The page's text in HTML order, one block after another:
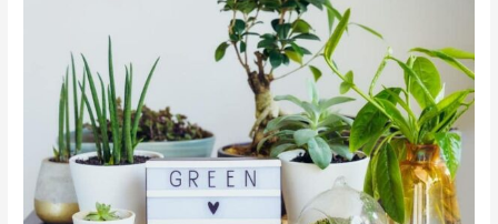
לפני
שמכניסים
צמחים
לבית